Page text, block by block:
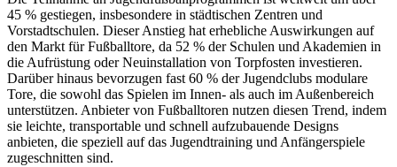
45 % gestiegen, insbesondere in städtischen Zentren und
Vorstadtschulen. Dieser Anstieg hat erhebliche Auswirkungen auf
den Markt für Fußballtore, da 52 % der Schulen und Akademien in
die Aufrüstung oder Neuinstallation von Torpfosten investieren.
Darüber hinaus bevorzugen fast 60 % der Jugendclubs modulare
Tore, die sowohl das Spielen im Innen- als auch im Außenbereich
unterstützen. Anbieter von Fußballtoren nutzen diesen Trend, indem
sie leichte, transportable und schnell aufzubauende Designs
anbieten, die speziell auf das Jugendtraining und Anfängerspiele
zugeschnitten sind.